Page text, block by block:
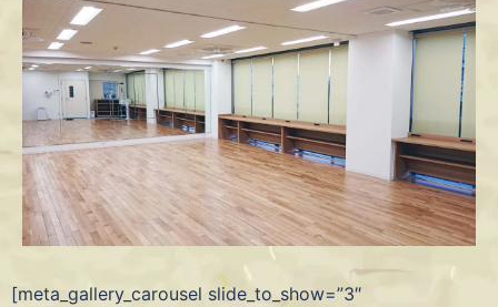
[meta_gallery_carousel slide_to_show=”3″